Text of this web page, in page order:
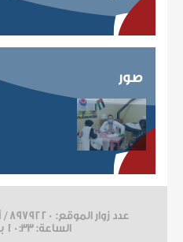
صور
عدد زوار الموقع: 8979220 / آخر تحديث:
الساعة: 10:33 بتوقيت بيروت